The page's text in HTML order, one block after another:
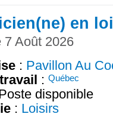
en
7 Août 2026
: Pavillon Au
: Québec
disponible
: Loisirs